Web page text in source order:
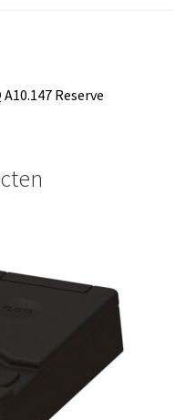
A10.147 Reserve